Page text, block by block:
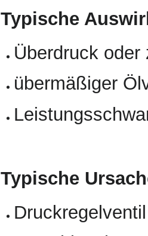
Typische
Überdruck
übermäßiger
Typische